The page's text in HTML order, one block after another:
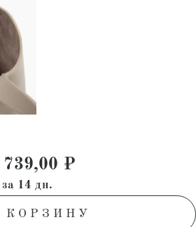
цена
739,00 ₽Текущая цена:
за 14 дн.
КОРЗИНУ